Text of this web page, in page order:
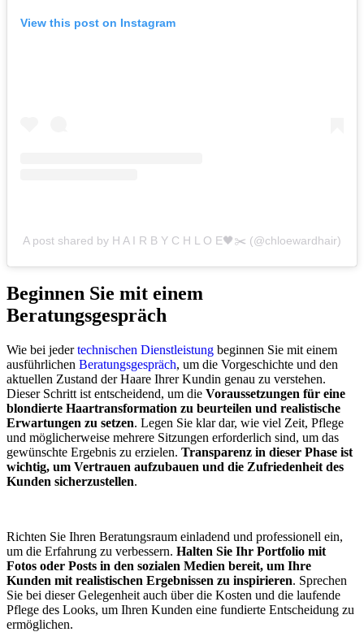
View this post on Instagram
A post shared by H A I R B Y C H L O E🖤✂️ (@chloewardhair)
Beginnen Sie mit einem
Beratungsgespräch
Wie bei jedertechnischen Dienstleistung beginnen Sie mit einem
ausführlichen Beratungsgespräch, um die Vorgeschichte und den
aktuellen Zustand der Haare Ihrer Kundin genau zu verstehen.
Dieser Schritt ist entscheidend, um die Voraussetzungen für eine
blondierte Haartransformation zu beurteilen und realistische
Erwartungen zu setzen. Legen Sie klar dar, wie viel Zeit, Pflege
und möglicherweise mehrere Sitzungen erforderlich sind, um das
gewünschte Ergebnis zu erzielen. Transparenz in dieser Phase ist
wichtig, um Vertrauen aufzubauen und die Zufriedenheit des
Kunden sicherzustellen.
Richten Sie Ihren Beratungsraum einladend und professionell ein,
um die Erfahrung zu verbessern. Halten Sie Ihr Portfolio mit
Fotos oder Posts in den sozialen Medien bereit, um Ihre
Kunden mit realistischen Ergebnissen zu inspirieren. Sprechen
Sie bei dieser Gelegenheit auch über die Kosten und die laufende
Pflege des Looks, um Ihren Kunden eine fundierte Entscheidung zu
ermöglichen.